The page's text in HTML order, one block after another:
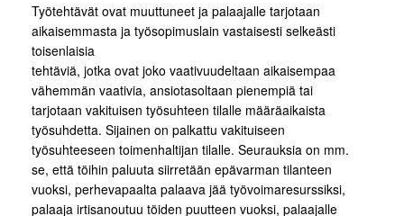
Työtehtävät ovat muuttuneet ja palaajalle tarjotaan
aikaisemmasta ja työsopimuslain vastaisesti selkeästi
toisenlaisia
tehtäviä, jotka ovat joko vaativuudeltaan aikaisempaa
vähemmän vaativia, ansiotasoltaan pienempiä tai
tarjotaan vakituisen työsuhteen tilalle määräaikaista
työsuhdetta. Sijainen on palkattu vakituiseen
työsuhteeseen toimenhaltijan tilalle. Seurauksia on mm.
se, että töihin paluuta siirretään epävarman tilanteen
vuoksi, perhevapaalta palaava jää työvoimaresurssiksi,
palaaja irtisanoutuu töiden puutteen vuoksi, palaajalle